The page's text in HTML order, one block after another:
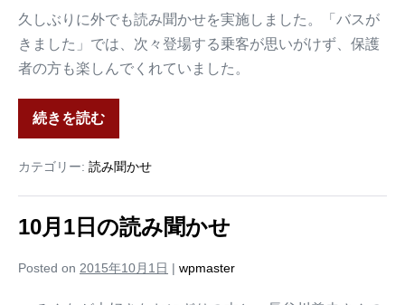
久しぶりに外でも読み聞かせを実施しました。「バスが
きました」では、次々登場する乗客が思いがけず、保護
者の方も楽しんでくれていました。
続きを読む
カテゴリー: 読み聞かせ
10月1日の読み聞かせ
Posted on 2015年10月1日 | wpmaster